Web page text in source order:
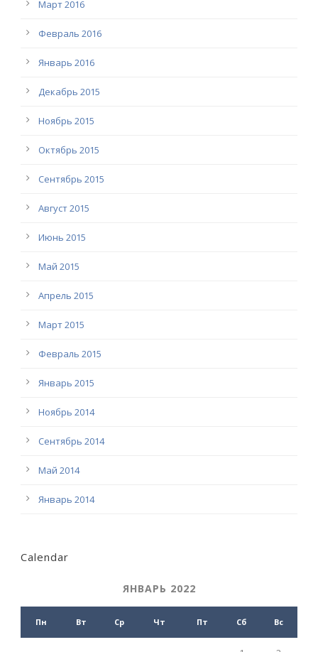
Март 2016
Февраль 2016
Январь 2016
Декабрь 2015
Ноябрь 2015
Октябрь 2015
Сентябрь 2015
Август 2015
Июнь 2015
Май 2015
Апрель 2015
Март 2015
Февраль 2015
Январь 2015
Ноябрь 2014
Сентябрь 2014
Май 2014
Январь 2014
Calendar
ЯНВАРЬ 2022
Пн Вт Ср Чт Пт Сб Вс